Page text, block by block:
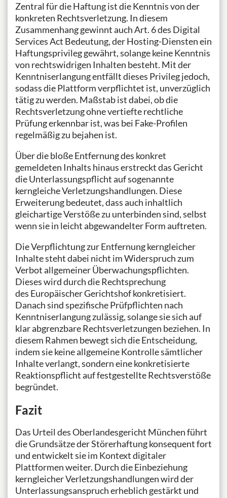
Zentral für die Haftung ist die Kenntnis von der
konkreten Rechtsverletzung. In diesem
Zusammenhang gewinnt auch Art. 6 des Digital
Services Act Bedeutung, der Hosting-Diensten ein
Haftungsprivileg gewährt, solange keine Kenntnis
von rechtswidrigen Inhalten besteht. Mit der
Kenntniserlangung entfällt dieses Privileg jedoch,
sodass die Plattform verpflichtet ist, unverzüglich
tätig zu werden. Maßstab ist dabei, ob die
Rechtsverletzung ohne vertiefte rechtliche
Prüfung erkennbar ist, was bei Fake-Profilen
regelmäßig zu bejahen ist.
Über die bloße Entfernung des konkret
gemeldeten Inhalts hinaus erstreckt das Gericht
die Unterlassungspflicht auf sogenannte
kerngleiche Verletzungshandlungen. Diese
Erweiterung bedeutet, dass auch inhaltlich
gleichartige Verstöße zu unterbinden sind, selbst
wenn sie in leicht abgewandelter Form auftreten.
Die Verpflichtung zur Entfernung kerngleicher
Inhalte steht dabei nicht im Widerspruch zum
Verbot allgemeiner Überwachungspflichten.
Dieses wird durch die Rechtsprechung
des Europäischer Gerichtshof konkretisiert.
Danach sind spezifische Prüfpflichten nach
Kenntniserlangung zulässig, solange sie sich auf
klar abgrenzbare Rechtsverletzungen beziehen. In
diesem Rahmen bewegt sich die Entscheidung,
indem sie keine allgemeine Kontrolle sämtlicher
Inhalte verlangt, sondern eine konkretisierte
Reaktionspflicht auf festgestellte Rechtsverstöße
begründet.
Fazit
Das Urteil des Oberlandesgericht München führt
die Grundsätze der Störerhaftung konsequent fort
und entwickelt sie im Kontext digitaler
Plattformen weiter. Durch die Einbeziehung
kerngleicher Verletzungshandlungen wird der
Unterlassungsanspruch erheblich gestärkt und